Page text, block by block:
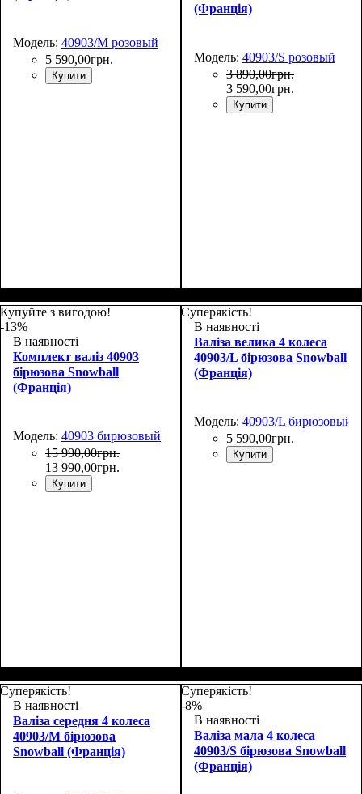
Модель: 40903/M розовый
5 590,00грн.
Купити
67х44х27+5
(Франція)
Модель: 40903/S розовый
3 890,00грн.
3 590,00грн.
Купити
55х38х24+5
Купуйте з вигодою!
-13%
В наявності
Комплект валіз 40903
бірюзова Snowball
(Франція)
Модель: 40903 бирюзовый
15 990,00грн.
13 990,00грн.
Купити
Суперякість!
В наявності
Валіза велика 4 колеса
40903/L бірюзова Snowball
(Франція)
Модель: 40903/L бирюзовый
5 590,00грн.
Купити
77х51х31+5
Суперякість!
В наявності
Валіза середня 4 колеса
40903/M бірюзова
Snowball (Франція)
Суперякість!
-8%
В наявності
Валіза мала 4 колеса
40903/S бірюзова Snowball
(Франція)